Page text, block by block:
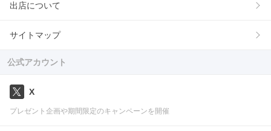
出店について
サイトマップ
公式アカウント
X
プレゼント企画や期間限定のキャンペーンを開催